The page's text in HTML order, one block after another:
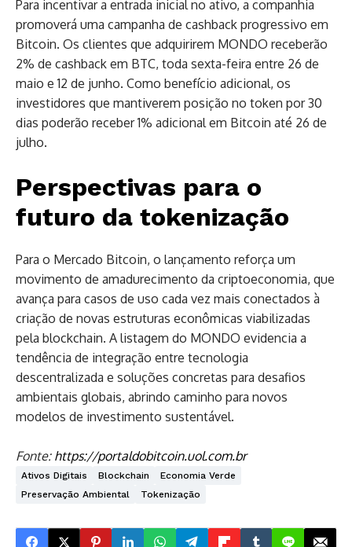
Para incentivar a entrada inicial no ativo, a companhia
promoverá uma campanha de cashback progressivo em
Bitcoin. Os clientes que adquirirem MONDO receberão
2% de cashback em BTC, toda sexta-feira entre 26 de
maio e 12 de junho. Como benefício adicional, os
investidores que mantiverem posição no token por 30
dias poderão receber 1% adicional em Bitcoin até 26 de
julho.
Perspectivas para o
futuro da tokenização
Para o Mercado Bitcoin, o lançamento reforça um
movimento de amadurecimento da criptoeconomia, que
avança para casos de uso cada vez mais conectados à
criação de novas estruturas econômicas viabilizadas
pela blockchain. A listagem do MONDO evidencia a
tendência de integração entre tecnologia
descentralizada e soluções concretas para desafios
ambientais globais, abrindo caminho para novos
modelos de investimento sustentável.
Fonte: https://portaldobitcoin.uol.com.br
Ativos Digitais Blockchain
Economia Verde
Preservação Ambiental
Tokenização